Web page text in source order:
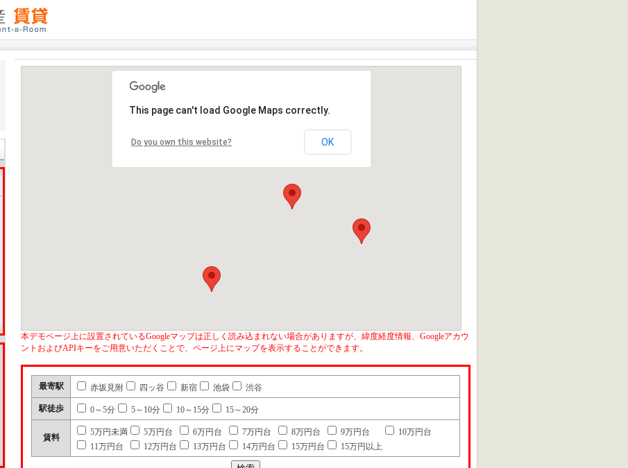
This page can't load Google Maps correctly.
Do you own this website? OK
本デモページ上に設置されているGoogleマップは正しく読み込まれない場合がありますが、緯度経度情報、Googleアカウ
ントおよびAPIキーをご用意いただくことで、ページ上にマップを表示することができます。
最寄駅 赤坂見附 四ッ谷 新宿 池袋 渋谷
駅徒歩 0～5分 5～10分 10～15分 15～20分
賃料
5万円未満 5万円台 6万円台 7万円台 8万円台 9万円台
10万円台
11万円台
12万円台 13万円台 14万円台 15万円台 15万円以上